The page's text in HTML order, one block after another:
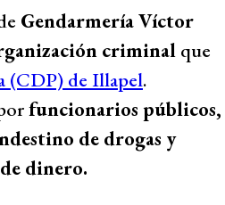
Víctor Sánchez
donde se ingresaban
La Fiscalía Regional de
para el tráfico de
revelaron un
de 16 personas
las
Gendarmería Víctor
criminal que
(CDP) de Illapel.
funcionarios públicos,
de drogas y
dinero.